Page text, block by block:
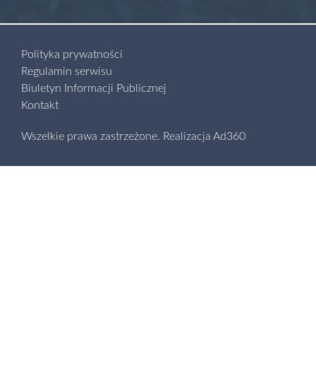
Polityka prywatności
Regulamin serwisu
Biuletyn Informacji Publicznej
Kontakt
Wszelkie prawa zastrzeżone. Realizacja Ad360